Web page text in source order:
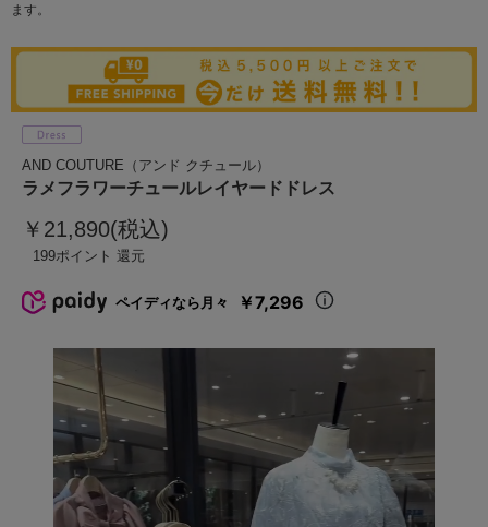
ます。
AND COUTURE（アンド クチュール）
ラメフラワーチュールレイヤードドレス
￥21,890(税込)
199
ペイディなら月々 ￥7,296